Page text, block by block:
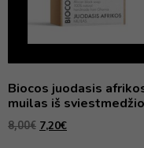
Biocos juodasis
muilas iš sviestmedžio
8,00€ 7,20€